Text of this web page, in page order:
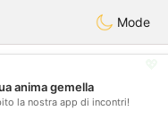
ahebikMode
anima gemella
la nostra app di incontri!